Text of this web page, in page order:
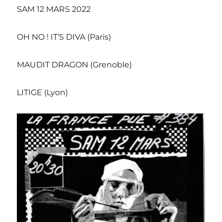
SAM 12 MARS 2022
OH NO ! IT’S DIVA (Paris)
MAUDIT DRAGON (Grenoble)
LITIGE (Lyon)